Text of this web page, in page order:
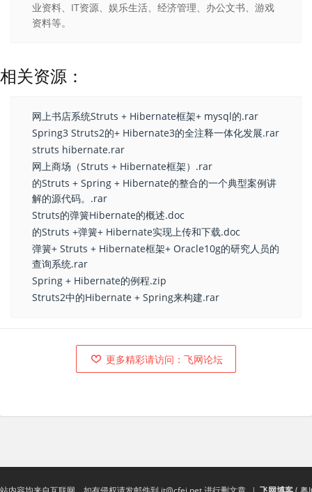
业资料、IT资源、娱乐生活、经济管理、办公文书、游戏
资料等。
相关资源：
网上书店系统Struts + Hibernate框架+ mysql的.rar
Spring3 Struts2的+ Hibernate3的全注释一体化发展.rar
struts hibernate.rar
网上商场（Struts + Hibernate框架）.rar
的Struts + Spring + Hibernate的整合的一个典型案例讲
解的源代码。.rar
Struts的弹簧Hibernate的概述.doc
的Struts +弹簧+ Hibernate实现上传和下载.doc
弹簧+ Struts + Hibernate框架+ Oracle10g的研究人员的
查询系统.rar
Spring + Hibernate的例程.zip
Struts2中的Hibernate + Spring来构建.rar
更多精彩请访问：飞网论坛